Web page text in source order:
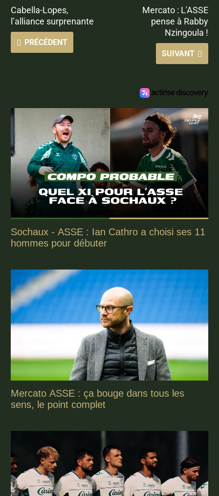
Cabella-Lopes,
l’alliance surprenante
PRÉCÉDENT
Mercato : L'ASSE
pense à Rabby
Nzingoula !
SUIVANT
Sochaux - ASSE : Ian Cathro a choisi ses 11
hommes pour débuter
Mercato ASSE : ça bouge dans tous les
sens, le point complet